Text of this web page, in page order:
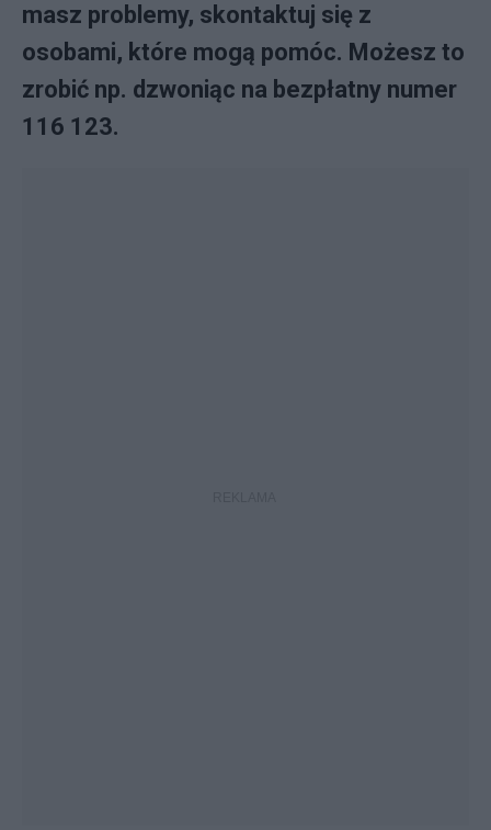
masz problemy, skontaktuj się z
osobami, które mogą pomóc. Możesz to
zrobić np. dzwoniąc na bezpłatny numer
116 123.